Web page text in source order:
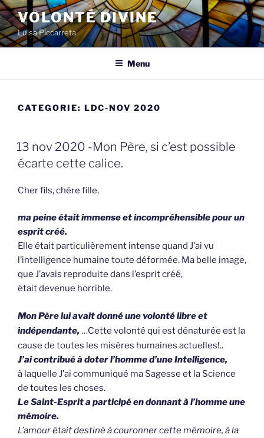
Spring
naar
de
inhoud
VOLONTÉ DIVINE
Luisa Piccarreta
Menu
CATEGORIE: LDC-NOV 2020
GEPLAATST
OP
13 nov 2020 -Mon Père, si c’est possible
écarte cette calice.
Cher fils, chère fille,
ma peine était immense et incompréhensible pour un
esprit créé.
Elle était particulièrement intense quand J’ai vu
l’intelligence humaine toute déformée. Ma belle image,
que J’avais reproduite dans l’esprit créé,
était devenue horrible.
Mon Père lui avait donné une volonté libreet
indépendante,…Cette volonté qui est dénaturée est la
cause de toutes les misères humaines actuelles!..
J’ai contribué à doter l’homme d’une Intelligence,
à laquelle J’ai communiqué ma Sagesse et la Science
de toutes les choses.
Le Saint-Esprit a participé en donnant à l’homme une
mémoire.
L’amour était destiné à couronner cette mémoire, à la